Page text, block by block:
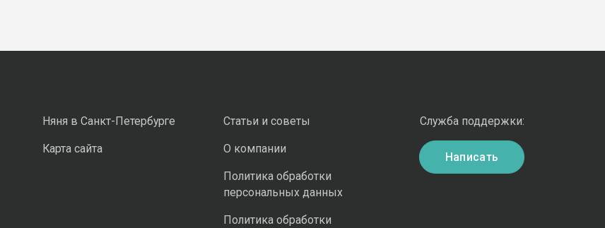
Няня в Санкт-Петербурге
Карта сайта
Статьи и советы
О компании
Политика обработки
персональных данных
Политика обработки
Служба поддержки:
Написать